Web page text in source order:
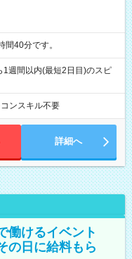
5時間40分です。
週間以内(最短2日目)のスピ
ンスキル不要
詳細へ
働けるイベント
の日に給料もら